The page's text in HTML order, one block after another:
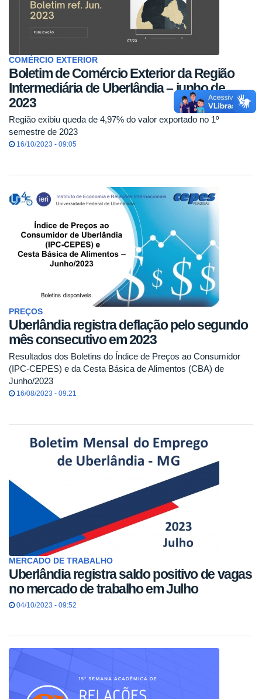
COMÉRCIO EXTERIOR
Boletim de Comércio Exterior da Região
Intermediária de Uberlândia – junho de
2023
Região exibiu queda de 4,97% do valor exportado no 1º
semestre de 2023
16/10/2023 - 09:05
PREÇOS
Uberlândia registra deflação pelo segundo
mês consecutivo em 2023
Resultados dos Boletins do Índice de Preços ao Consumidor
(IPC-CEPES) e da Cesta Básica de Alimentos (CBA) de
Junho/2023
16/08/2023 - 09:21
MERCADO DE TRABALHO
Uberlândia registra saldo positivo de vagas
no mercado de trabalho em Julho
04/10/2023 - 09:52